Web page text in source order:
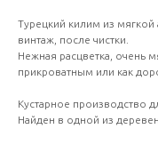
Турецкий килим из мягкой
винтаж, после чистки.
Нежная расцветка, очень
прикроватным или как
Кустарное производство
Найден в одной из